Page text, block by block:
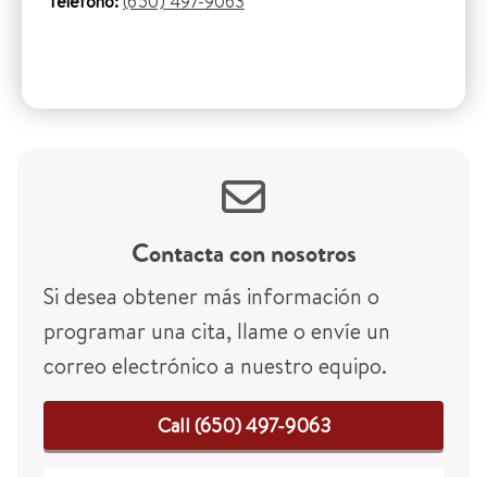
Contacta con nosotros
Si desea obtener más información o
programar una cita, llame o envíe un
correo electrónico a nuestro equipo.
Call (650) 497-9063